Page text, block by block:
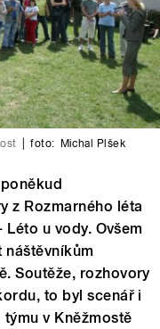
foto: Michal Plšek
z Rozmarného léta
u vody. Ovšem
náštěvníkům
Soutěže, rozhovory
to byl scenář i
v Kněžmostě